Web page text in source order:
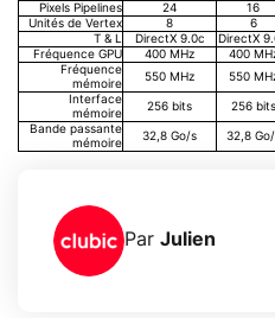
Pixels Pipelines
24 16
Unités de Vertex
8 6
T & L
DirectX 9.0c DirectX
Fréquence GPU
400 MHz 400
Fréquence
mémoire
550 MHz 550
Interface
mémoire
256 bits 256 bits
Bande passante
mémoire
32,8 Go/s 32,8
Par Julien